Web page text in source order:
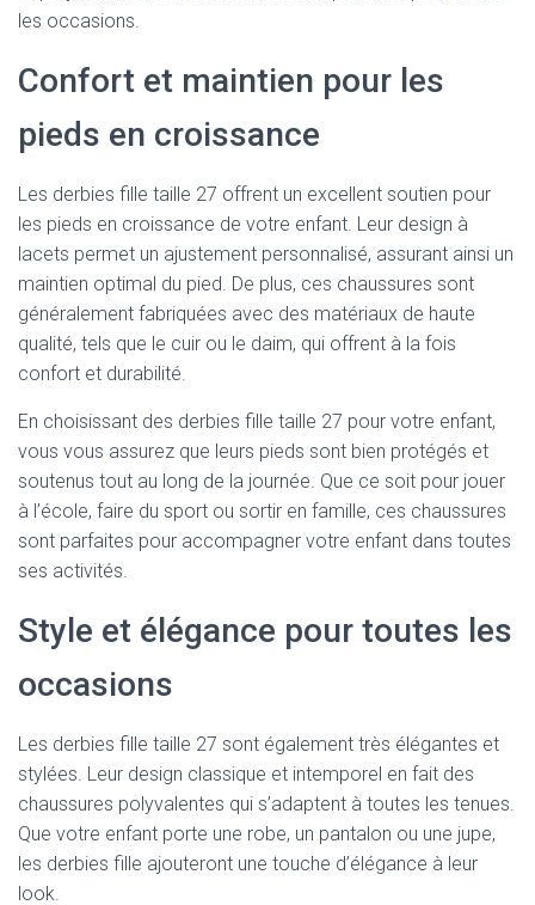
les occasions.
Confort et maintien pour les
pieds en croissance
Les derbies fille taille 27 offrent un excellent soutien pour
les pieds en croissance de votre enfant. Leur design à
lacets permet un ajustement personnalisé, assurant ainsi un
maintien optimal du pied. De plus, ces chaussures sont
généralement fabriquées avec des matériaux de haute
qualité, tels que le cuir ou le daim, qui offrent à la fois
confort et durabilité.
En choisissant des derbies fille taille 27 pour votre enfant,
vous vous assurez que leurs pieds sont bien protégés et
soutenus tout au long de la journée. Que ce soit pour jouer
à l’école, faire du sport ou sortir en famille, ces chaussures
sont parfaites pour accompagner votre enfant dans toutes
ses activités.
Style et élégance pour toutes les
occasions
Les derbies fille taille 27 sont également très élégantes et
stylées. Leur design classique et intemporel en fait des
chaussures polyvalentes qui s’adaptent à toutes les tenues.
Que votre enfant porte une robe, un pantalon ou une jupe,
les derbies fille ajouteront une touche d’élégance à leur
look.